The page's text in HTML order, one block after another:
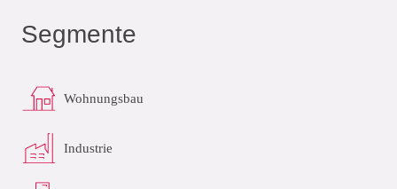
Segmente
Wohnungsbau
Industrie